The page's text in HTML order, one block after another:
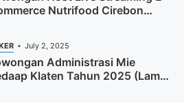
Nutrifood Cirebon
July 2, 2025
Administrasi Mie
Klaten Tahun 2025 (Lamar